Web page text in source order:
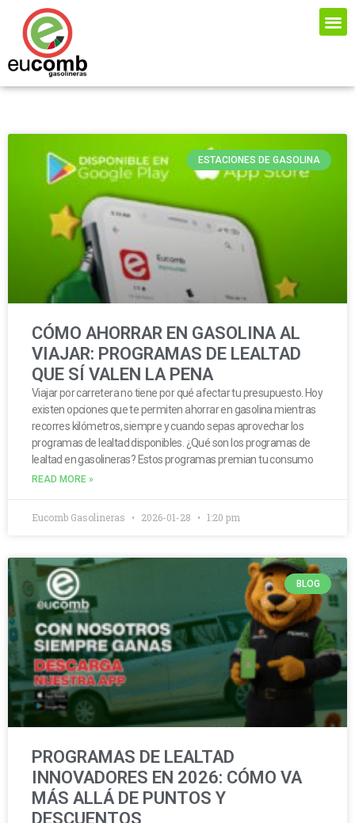
ESTACIONES DE GASOLINA
CÓMO AHORRAR EN GASOLINA AL
VIAJAR: PROGRAMAS DE LEALTAD
QUE SÍ VALEN LA PENA
Viajar por carretera no tiene por qué afectar tu presupuesto. Hoy
existen opciones que te permiten ahorrar en gasolina mientras
recorres kilómetros, siempre y cuando sepas aprovechar los
programas de lealtad disponibles. ¿Qué son los programas de
lealtad en gasolineras? Estos programas premian tu consumo
READ MORE »
Eucomb Gasolineras 2026-01-28 1:20 pm
BLOG
PROGRAMAS DE LEALTAD
INNOVADORES EN 2026: CÓMO VA
MÁS ALLÁ DE PUNTOS Y
DESCUENTOS